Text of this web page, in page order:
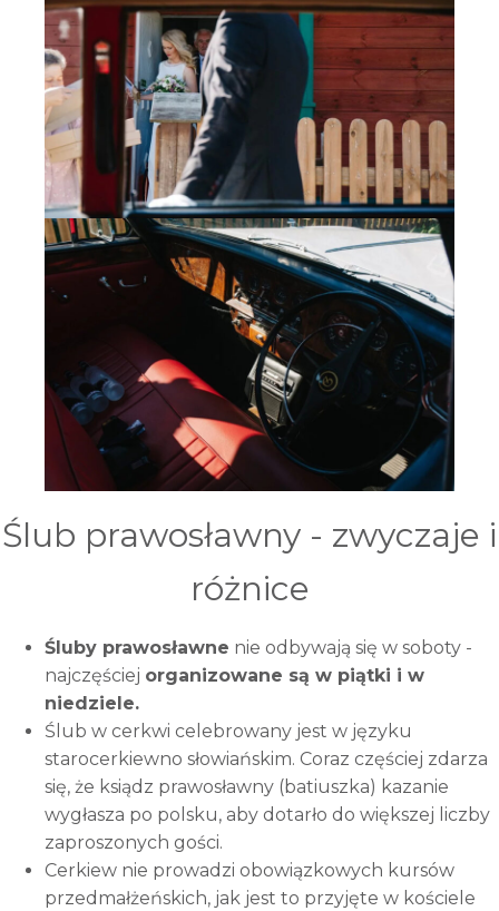
Ślub prawosławny - zwyczaje i
różnice
Śluby prawosławne nie odbywają się w soboty -
najczęściej organizowane są w piątki i w
niedziele.
Ślub w cerkwi celebrowany jest w języku
starocerkiewno słowiańskim. Coraz częściej zdarza
się, że ksiądz prawosławny (batiuszka) kazanie
wygłasza po polsku, aby dotarło do większej liczby
zaproszonych gości.
Cerkiew nie prowadzi obowiązkowych kursów
przedmałżeńskich, jak jest to przyjęte w kościele